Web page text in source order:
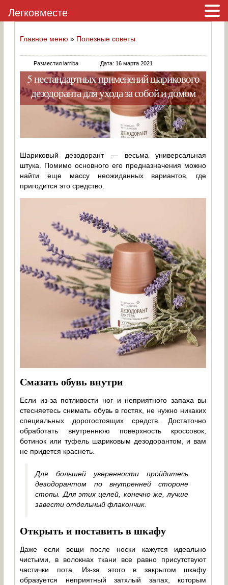
Главное меню » Полезные советы
Разместил iarriba Дата: 16 марта 2021
5 нестандартных применений шарикового
дезодоранта для ухода за собой и домом
Шариковый дезодорант — весьма универсальная
штука. Помимо основного его предназначения можно
найти еще массу неожиданных вариантов, где
пригодится это средство.
Смазать обувь внутри
Если из-за потливости ног и неприятного запаха вы
стесняетесь снимать обувь в гостях, не нужно никаких
специальных дорогостоящих средств. Достаточно
обработать внутреннюю поверхность кроссовок,
ботинок или туфель шариковым дезодорантом, и вам
не придется краснеть.
Для большей уверенности пройдитесь
дезодорантом по внутренней стороне
стопы. Для этих целей, конечно же, лучше
завести отдельный флакончик.
Открыть и поставить в шкафу
Даже если вещи после носки кажутся идеально
чистыми, в волокнах ткани все равно присутствуют
частички пота. Из-за этого в закрытом шкафу
образуется неприятный затхлый запах, которым
Легковместе